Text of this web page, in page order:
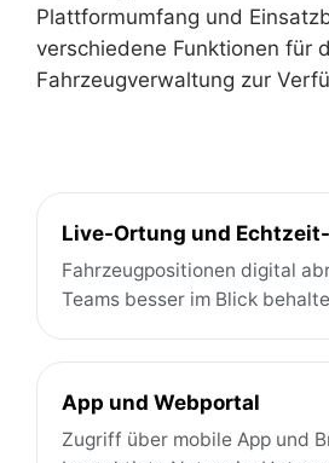
Plattformumfang und
verschiedene Funktionen für
Fahrzeugverwaltung zur
Live-Ortung und
Fahrzeugpositionen digital
Teams besser im Blick
App und Webportal
Zugriff über mobile App und